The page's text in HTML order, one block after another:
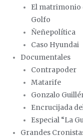
El matrimonio
Golfo
Ñeñepolítica
Caso Hyundai
Documentales
Contrapoder
Matarife
Gonzalo
Encrucijada
Especial “La
Grandes